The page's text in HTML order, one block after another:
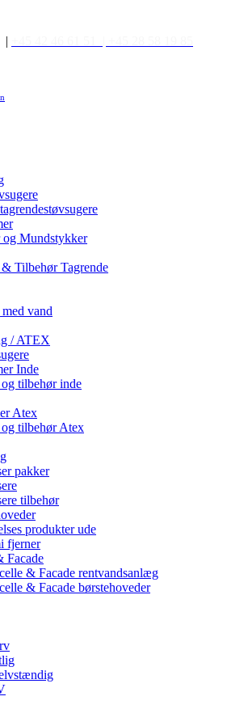
|
og Mundstykker
& Tilbehør Tagrende
vand
/ ATEX
Inde
tilbehør inde
Atex
og tilbehør Atex
pakker
tilbehør
produkter ude
fjerner
Facade
& Facade rentvandsanlæg
& Facade børstehoveder